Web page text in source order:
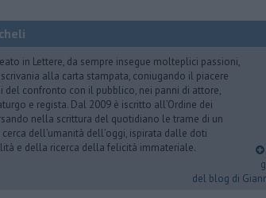
in Lettere, da sempre insegue molteplici passioni,
alla carta stampata, coniugando il piacere
confronto con il pubblico, nei panni di attore,
e regista. Dal 2009 è iscritto all’Ordine dei
nella scrittura del quotidiano le trame di un
dell’umanità dell’oggi, ispirata dalle doti
e della ricerca della felicità immateriale.
del blog di